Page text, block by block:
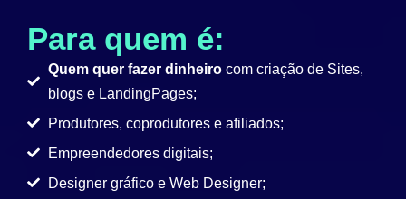
Para quem é:
Quem quer fazer dinheiro com criação de Sites,
blogs e LandingPages;
Produtores, coprodutores e afiliados;
Empreendedores digitais;
Designer gráfico e Web Designer;